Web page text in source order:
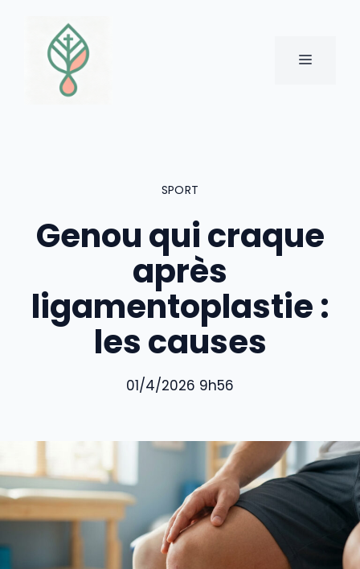
contenu
MENU
SPORT
Genou qui craque
après
ligamentoplastie :
les causes
01/4/2026 9h56